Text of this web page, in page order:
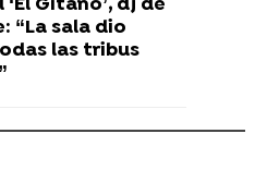
Gitano’, dj de
“La sala dio
las tribus